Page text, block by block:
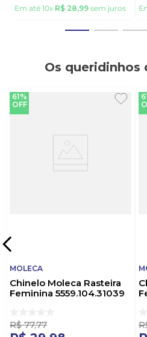
Em até 10x R$ 28,99 sem juros
Os queridinhos
61%
OFF
MOLECA
Chinelo Moleca Rasteira
Feminina 5559.104.31039
R$ 77,77